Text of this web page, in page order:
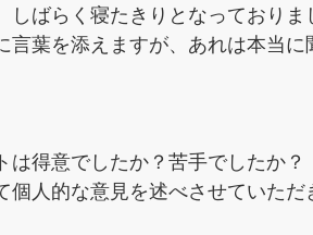
ばらく寝たきりとなっておりま
葉を添えますが、あれは本当に
得意でしたか？苦手でしたか？
人的な意見を述べさせていただ